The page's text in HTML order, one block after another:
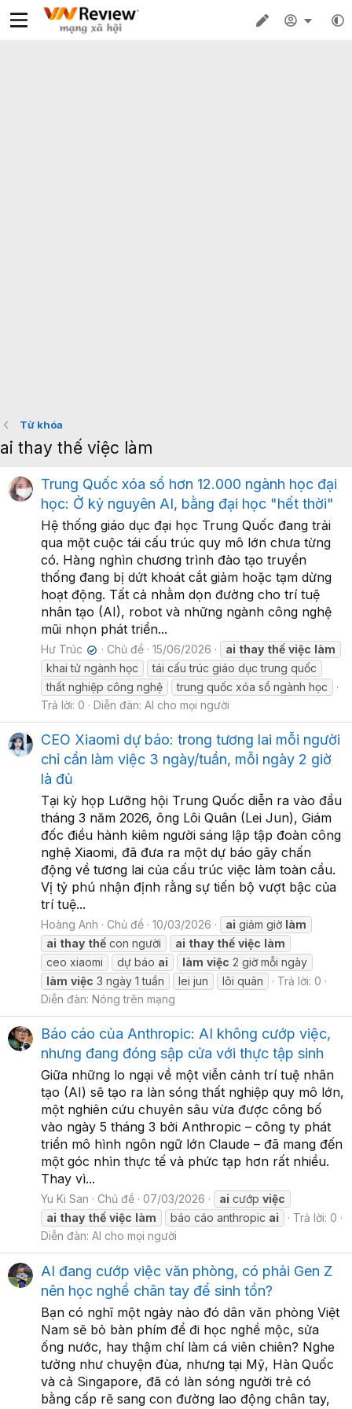
Từ khóa
ai thay thế việc làm
Trung Quốc xóa sổ hơn 12.000 ngành học đại
học: Ở kỷ nguyên AI, bằng đại học "hết thời"
Hệ thống giáo dục đại học Trung Quốc đang trải
qua một cuộc tái cấu trúc quy mô lớn chưa từng
có. Hàng nghìn chương trình đào tạo truyền
thống đang bị dứt khoát cắt giảm hoặc tạm dừng
hoạt động. Tất cả nhằm dọn đường cho trí tuệ
nhân tạo (AI), robot và những ngành công nghệ
mũi nhọn phát triển...
Hư Trúc ✔ Chủ đề 15/06/2026 ai thay thế việc làm
khai tử ngành học
tái cấu trúc giáo dục trung quốc
thất nghiệp công nghệ
trung quốc xóa sổ ngành học
Trả lời: 0
Diễn đàn: AI cho mọi người
CEO Xiaomi dự báo: trong tương lai mỗi người
chỉ cần làm việc 3 ngày/tuần, mỗi ngày 2 giờ
là đủ
Tại kỳ họp Lưỡng hội Trung Quốc diễn ra vào đầu
tháng 3 năm 2026, ông Lôi Quân (Lei Jun), Giám
đốc điều hành kiêm người sáng lập tập đoàn công
nghệ Xiaomi, đã đưa ra một dự báo gây chấn
động về tương lai của cấu trúc việc làm toàn cầu.
Vị tỷ phú nhận định rằng sự tiến bộ vượt bậc của
trí tuệ...
Hoàng Anh Chủ đề 10/03/2026 ai giảm giờ làm
ai thay thế con người ai thay thế việc làm
ceo xiaomi
dự báo ai làm việc 2 giờ mỗi ngày
làm việc 3 ngày 1 tuần lei jun lôi quân
Trả lời: 0
Diễn đàn: Nóng trên mạng
Báo cáo của Anthropic: AI không cướp việc,
nhưng đang đóng sập cửa với thực tập sinh
Giữa những lo ngại về một viễn cảnh trí tuệ nhân
tạo (AI) sẽ tạo ra làn sóng thất nghiệp quy mô lớn,
một nghiên cứu chuyên sâu vừa được công bố
vào ngày 5 tháng 3 bởi Anthropic – công ty phát
triển mô hình ngôn ngữ lớn Claude – đã mang đến
một góc nhìn thực tế và phức tạp hơn rất nhiều.
Thay vì...
Yu Ki San Chủ đề 07/03/2026 ai cướp việc
ai thay thế việc làm báo cáo anthropic ai
Trả lời: 0
Diễn đàn: AI cho mọi người
AI đang cướp việc văn phòng, có phải Gen Z
nên học nghề chân tay để sinh tồn?
Bạn có nghĩ một ngày nào đó dân văn phòng Việt
Nam sẽ bỏ bàn phím để đi học nghề mộc, sửa
ống nước, hay thậm chí làm cá viên chiên? Nghe
tưởng như chuyện đùa, nhưng tại Mỹ, Hàn Quốc
và cả Singapore, đã có làn sóng người trẻ có
bằng cấp rẽ sang con đường lao động chân tay,